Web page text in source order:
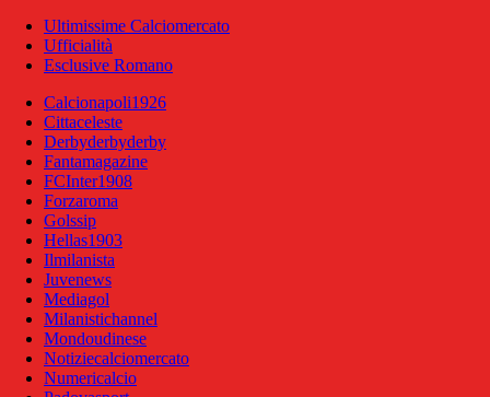
Ultimissime Calciomercato
Ufficialità
Esclusive Romano
Calcionapoli1926
Cittaceleste
Derbyderbyderby
Fantamagazine
FCInter1908
Forzaroma
Golssip
Hellas1903
Ilmilanista
Juvenews
Mediagol
Milanistichannel
Mondoudinese
Notiziecalciomercato
Numericalcio